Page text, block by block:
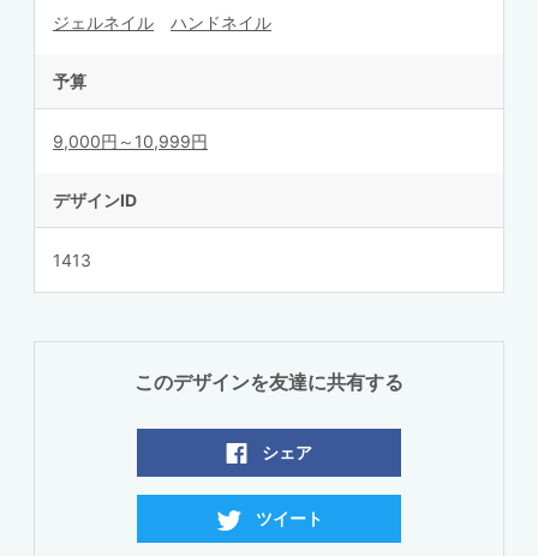
ジェルネイル ハンドネイル
予算
9,000円～10,999円
デザインID
1413
このデザインを友達に共有する
シェア
ツイート